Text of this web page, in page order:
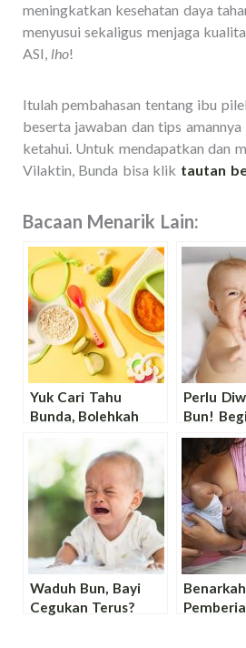
meningkatkan kesehatan daya
menyusui sekaligus menjaga
ASI, lho!
Itulah pembahasan tentang ibu
beserta jawaban dan tips
ketahui. Untuk mendapatkan dan
Vilaktin, Bunda bisa klik tautan
Bacaan Menarik Lain:
Yuk Cari Tahu
Bunda, Bolehkah
Garam? Simak
Jawabannya!
Perlu
Bun!
Bayi
ASI
Waduh Bun, Bayi
Cegukan Terus?